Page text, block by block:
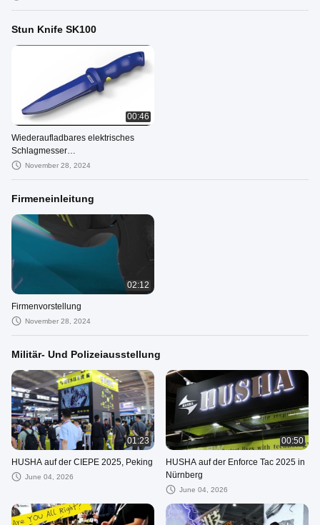
Stun Knife SK100
00:46
Wiederaufladbares elektrisches
Schlagmesser
Praxistausbildungsschlagmesser 6-
November 28, 2024
Firmeneinleitung
02:12
Firmenvorstellung
November 28, 2024
Militär- Und Polizeiausstellung
01:23
HUSHA auf der CIEPE 2025, Peking
June 04, 2026
00:50
HUSHA auf der Enforce Tac 2025 in
Nürnberg
June 04, 2026